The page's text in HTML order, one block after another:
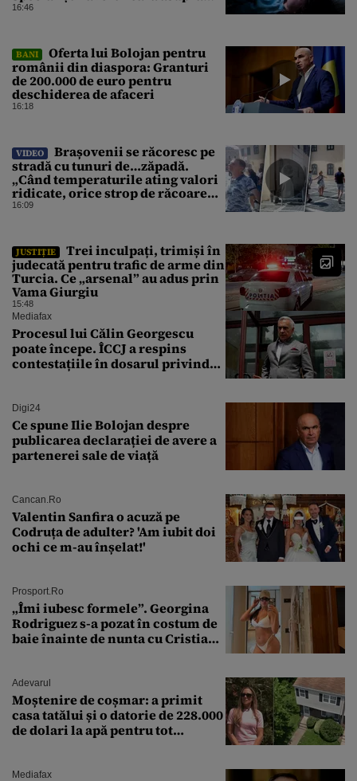
efectelor
16:46
BANI
Oferta lui Bolojan pentru
românii din diaspora: Granturi
de 200.000 de euro pentru
deschiderea de afaceri
16:18
VIDEO
Brașovenii se răcoresc pe
stradă cu tunuri de…zăpadă.
„Când temperaturile ating valori
ridicate, orice strop de răcoare
contează!”
16:09
JUSTIȚIE
Trei inculpați, trimiși în
judecată pentru trafic de arme din
Turcia. Ce „arsenal” au adus prin
Vama Giurgiu
15:48
Mediafax
Procesul lui Călin Georgescu
poate începe. ÎCCJ a respins
contestațiile în dosarul privind
Digi24
Ce spune Ilie Bolojan despre
publicarea declarației de avere a
partenerei sale de viață
Cancan.ro
Valentin Sanfira o acuză pe
Codruța de adulter? 'Am iubit doi
ochi ce m-au înșelat!'
Prosport.ro
„Îmi iubesc formele”. Georgina
Rodriguez s-a pozat în costum de
baie înainte de nunta cu Cristiano
Adevarul
Moștenire de coșmar: a primit
casa tatălui și o datorie de 228.000
de dolari la apă pentru tot
Mediafax